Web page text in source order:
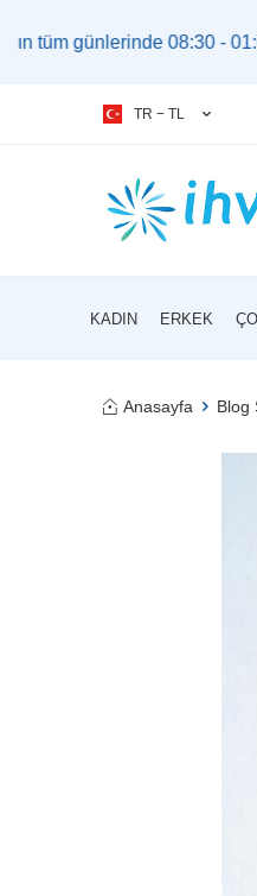
08:30 - 01:00 saatleri
TR − TL
KADIN ERKEK
Anasayfa Blog